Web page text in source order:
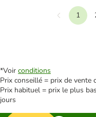
Précédent
1
*Voir conditions
Prix conseillé = prix de vente
Prix habituel = prix le plus
jours